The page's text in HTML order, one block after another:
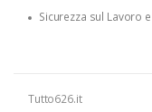
Sicurezza sul Lavoro
Tutto626.it